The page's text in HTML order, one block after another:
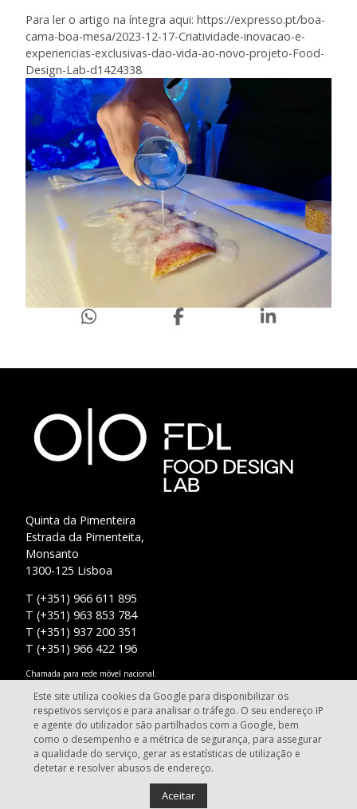
Para ler o artigo na íntegra aqui: https://expresso.pt/boa-
cama-boa-mesa/2023-12-17-Criatividade-inovacao-e-
experiencias-exclusivas-dao-vida-ao-novo-projeto-Food-
Design-Lab-d1424338
Quinta da Pimenteira
Estrada da Pimenteita,
Monsanto
1300-125 Lisboa
T (+351) 966 611 895
T (+351) 963 853 784
T (+351) 937 200 351
T (+351) 966 422 196
Chamada para rede móvel nacional.
info@fooddesignlab.pt
Food Design Lab - Lisbon. Todos os direitos reservados.
Este site utiliza cookies da Google para disponibilizar os
respetivos serviços e para analisar o tráfego. O seu endereço IP
e agente do utilizador são partilhados com a Google, bem
como o desempenho e a métrica de segurança, para assegurar
a qualidade do serviço, gerar as estatísticas de utilização e
detetar e resolver abusos de endereço.
Aceitar